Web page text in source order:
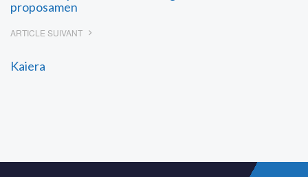
proposamen
ARTICLE SUIVANT
Kaiera